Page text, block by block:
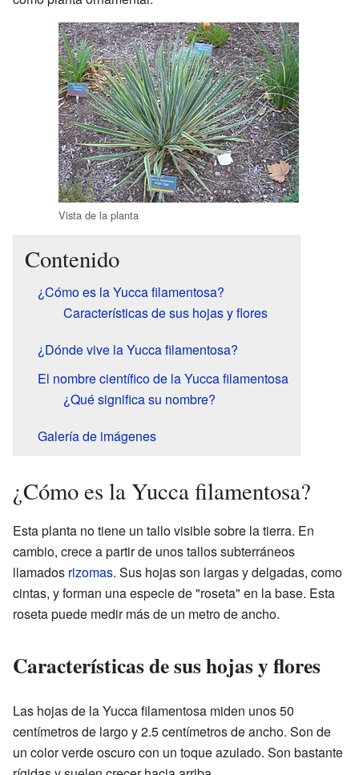
Vista de la planta
Contenido
¿Cómo es la Yucca filamentosa?
Características de sus hojas y flores
¿Dónde vive la Yucca filamentosa?
El nombre científico de la Yucca filamentosa
¿Qué significa su nombre?
Galería de imágenes
¿Cómo es la Yucca filamentosa?
Esta planta no tiene un tallo visible sobre la tierra. En
cambio, crece a partir de unos tallos subterráneos
llamados rizomas. Sus hojas son largas y delgadas, como
cintas, y forman una especie de "roseta" en la base. Esta
roseta puede medir más de un metro de ancho.
Características de sus hojas y flores
Las hojas de la Yucca filamentosa miden unos 50
centímetros de largo y 2.5 centímetros de ancho. Son de
un color verde oscuro con un toque azulado. Son bastante